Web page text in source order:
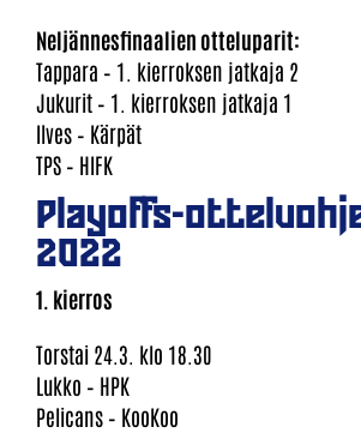
Neljännesfinaalien otteluparit:
Tappara – 1. kierroksen jatkaja 2
Jukurit – 1. kierroksen jatkaja 1
Ilves – Kärpät
TPS – HIFK
Playoffs-
2022
1. kierros
Torstai 24.3. klo 18.30
Lukko – HPK
Pelicans – KooKoo